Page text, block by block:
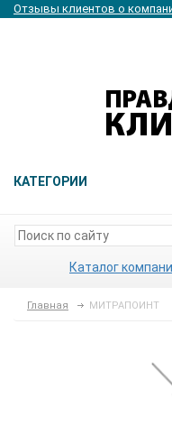
Отзывы клиентов о
КАТЕГОРИИ
Каталог
Главная МИТРАПОИНТ